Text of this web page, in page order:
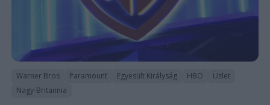
Warner Bros Paramount Egyesült Királyság HBO
Üzlet
Nagy-Britannia